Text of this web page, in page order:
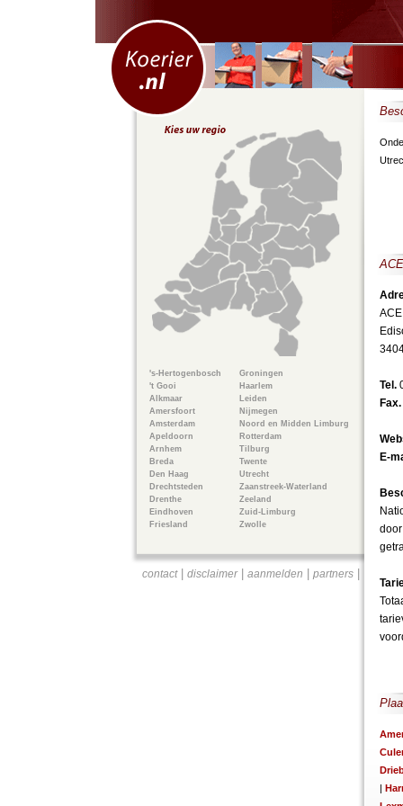
Groningen
Haarlem
Leiden
Nijmegen
Noord en Midden Limburg
Rotterdam
Tilburg
Twente
Utrecht
Zaanstreek-Waterland
Zeeland
Zuid-Limburg
Zwolle
's-Hertogenbosch
't Gooi
Alkmaar
Amersfoort
Amsterdam
Apeldoorn
Arnhem
Breda
Den Haag
Drechtsteden
Drenthe
Eindhoven
Friesland
contact| disclaimer| aanmelden partners|
Tel.
Fax.
E-
|